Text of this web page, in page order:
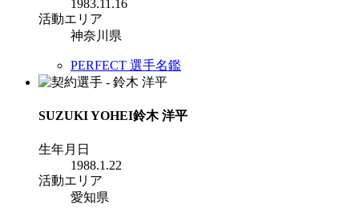
1983.11.16
活動エリア
神奈川県
PERFECT 選手名鑑
SUZUKI YOHEI鈴木 洋平
生年月日
1988.1.22
活動エリア
愛知県